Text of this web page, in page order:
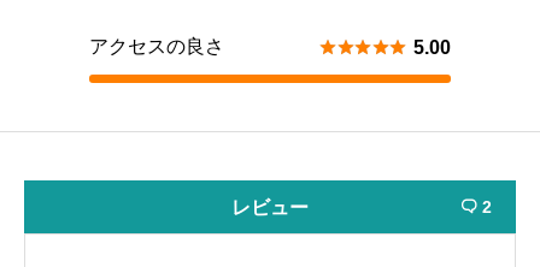
アクセスの良さ  5.00
レビュー  2